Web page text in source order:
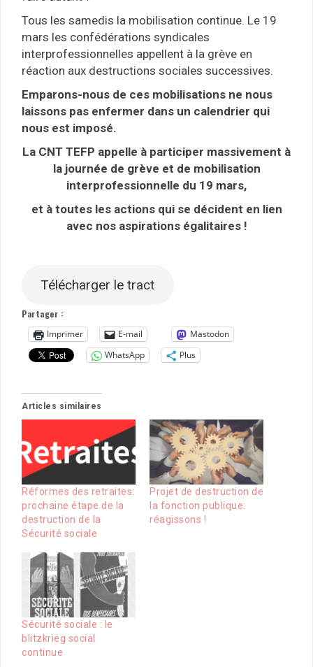
Tous les samedis la mobilisation continue. Le 19
mars les confédérations syndicales
interprofessionnelles appellent à la grève en
réaction aux destructions sociales successives.
Emparons-nous de ces mobilisations ne nous
laissons pas enfermer dans un calendrier qui
nous est imposé.
La CNT TEFP appelle à participer massivement à
la journée de grève et de mobilisation
interprofessionnelle du 19 mars,
et à toutes les actions qui se décident en lien
avec nos aspirations égalitaires !
Télécharger le tract
Partager :
Imprimer
E-mail
Mastodon
WhatsApp
Plus
Articles similaires
Réformes des retraites:
prochaine étape de la
destruction de la
Sécurité sociale
Projet de destruction de
la fonction publique:
réagissons !
Sécurité sociale : le
blitzkrieg social
continue